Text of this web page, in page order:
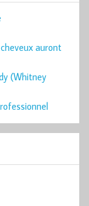
auront
(Whitney